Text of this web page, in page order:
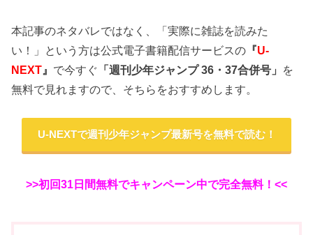
本記事のネタバレではなく、「実際に雑誌を読みた
い！」という方は公式電子書籍配信サービスの 『U-
NEXT 』 で今すぐ 「週刊少年ジャンプ 36・37合併号」 を
無料で見れますので、そちらをおすすめします。
U-NEXTで週刊少年ジャンプ最新号を無料で読む！
>>初回31日間無料でキャンペーン中で完全無料！<<